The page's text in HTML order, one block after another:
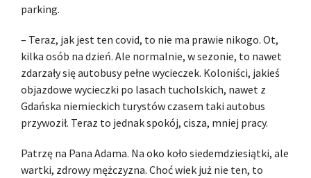
parking.
– Teraz, jak jest ten covid, to nie ma prawie nikogo. Ot,
kilka osób na dzień. Ale normalnie, w sezonie, to nawet
zdarzały się autobusy pełne wycieczek. Koloniści, jakieś
objazdowe wycieczki po lasach tucholskich, nawet z
Gdańska niemieckich turystów czasem taki autobus
przywoził. Teraz to jednak spokój, cisza, mniej pracy.
Patrzę na Pana Adama. Na oko koło siedemdziesiątki, ale
wartki, zdrowy mężczyzna. Choć wiek już nie ten, to